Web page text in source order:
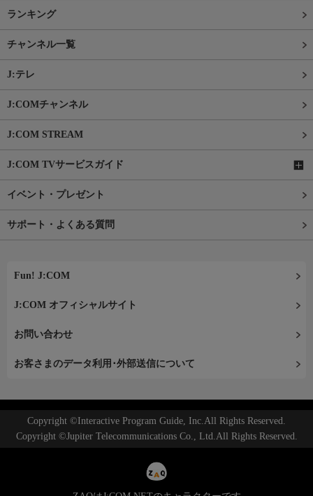
ランキング
チャンネル一覧
J:テレ
J:COMチャンネル
J:COM STREAM
J:COM TVサービスガイド
イベント・プレゼント
サポート・よくある質問
Fun! J:COM
J:COM オフィシャルサイト
お問い合わせ
お客さまのデータ利用･外部送信について
Copyright ©Interactive Program Guide, Inc.All Rights Reserved.
Copyright ©Jupiter Telecommunications Co., Ltd.All Rights Reserved.